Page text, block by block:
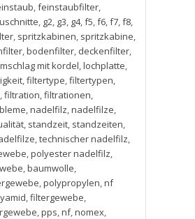
,feinstaubfilter,
, g2, g3, g4,f5,f6,f7,f8,
, spritzkabinen, spritzkabine,
,bodenfilter, deckenfilter,
mit kordel,lochplatte,
,filtertype,filtertypen,
,filtration,filtrationen,
,nadelfilz,nadelfilze,
, standzeit, standzeiten,
,technischer nadelfilz,
,polyester nadelfilz,
,baumwolle,
,polypropylen,nf
,filtergewebe,
,pps,nf,nomex,